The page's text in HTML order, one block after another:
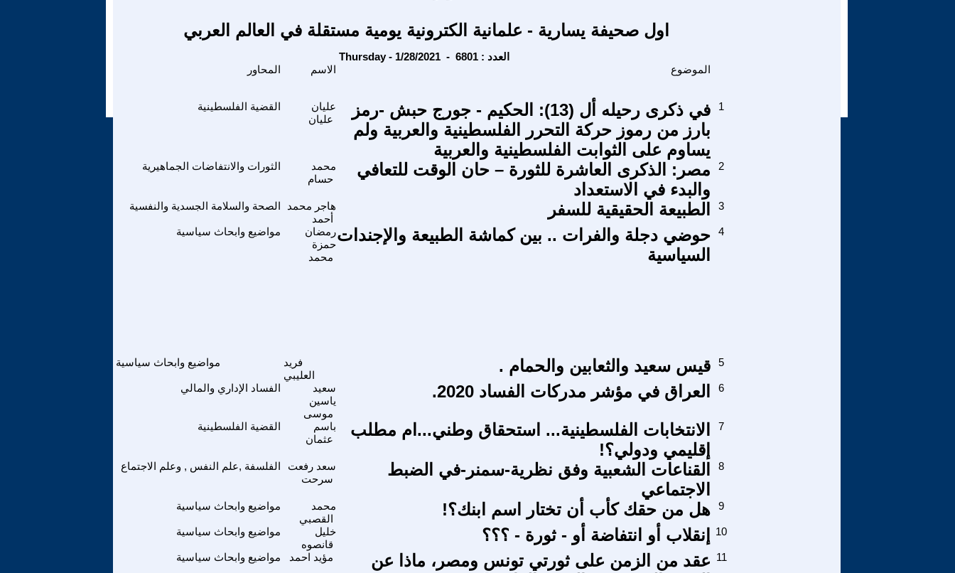
اول صحيفة يسارية - علمانية الكترونية يومية مستقلة في العالم العربي
Thursday - 1/28/2021 - العدد : 6801
الاسم الموضوع
القضية الفلسطينية
عليان
عليان
في ذكرى رحيله أل (13): الحكيم - جورج حبش -رمز
بارز من رموز حركة التحرر الفلسطينية والعربية ولم
يساوم على الثوابت الفلسطينية والعربية
1
الثورات والانتفاضات الجماهيرية
محمد
حسام
مصر: الذكرى العاشرة للثورة – حان الوقت للتعافي
والبدء في الاستعداد
2
الصحة والسلامة الجسدية والنفسية
هاجر محمد
أحمد
الطبيعة الحقيقية للسفر 3
مواضيع وابحاث سياسية
رمضان
حمزة
محمد
حوضي دجلة والفرات .. بين كماشة الطبيعة والإجندات
السياسية
4
مواضيع وابحاث سياسية
فريد
العليبي
قيس سعيد والثعابين والحمام . 5
الفساد الإداري والمالي
سعيد
ياسين
موسى
العراق في مؤشر مدركات الفساد 2020. 6
القضية الفلسطينية
باسم
عثمان
الانتخابات الفلسطينية... استحقاق وطني...ام مطلب
إقليمي ودولي؟!
7
الفلسفة ,علم النفس , وعلم الاجتماع
سعد رفعت
سرحت
القناعات الشعبية وفق نظرية-سمنر-في الضبط
الاجتماعي
8
مواضيع وابحاث سياسية
محمد
القصبي
هل من حقك كأب أن تختار اسم ابنك؟! 9
مواضيع وابحاث سياسية
خليل
قانصوه
إنقلاب أو انتفاضة أو - ثورة - ؟؟؟ 10
مواضيع وابحاث سياسية مؤيد احمد
عقد من الزمن على ثورتي تونس ومصر، ماذا عن 11